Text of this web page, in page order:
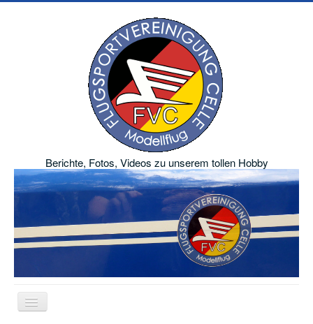
Berichte, Fotos, Videos zu unserem tollen Hobby
Navigation
an/aus